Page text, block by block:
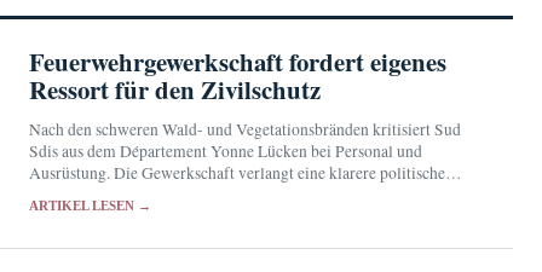
Feuerwehrgewerkschaft fordert eigenes
Ressort für den Zivilschutz
Nach den schweren Wald- und Vegetationsbränden kritisiert Sud
Sdis aus dem Département Yonne Lücken bei Personal und
Ausrüstung. Die Gewerkschaft verlangt eine klarere politische
ARTIKEL LESEN →